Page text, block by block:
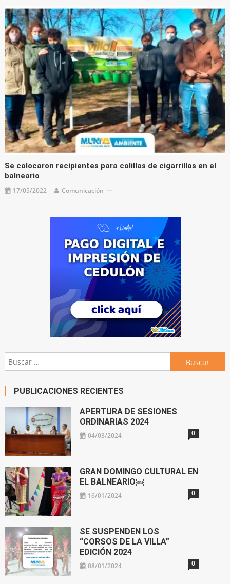
Se colocaron recipientes para colillas de cigarrillos en el
balneario
17/05/2022 Comunicación
Buscar:
PUBLICACIONES RECIENTES
APERTURA DE SESIONES
ORDINARIAS 2024
04/03/2024 0
GRAN DOMINGO CULTURAL EN
EL BALNEARIO￼
16/01/2024 0
SE SUSPENDEN LOS
“CORSOS DE LA VILLA”
EDICIÓN 2024
08/01/2024 0